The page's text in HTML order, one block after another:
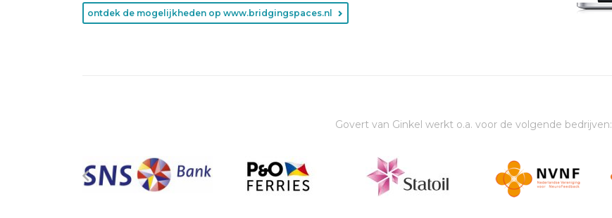
ontdek de mogelijkheden op www.bridgingspaces.nl
Govert van Ginkel werkt o.a. voor de volgende bedrijven: